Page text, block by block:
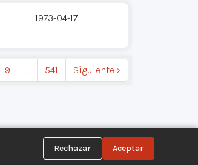
Rechazar Aceptar
1973-04-17
9 … 541 Siguiente ›